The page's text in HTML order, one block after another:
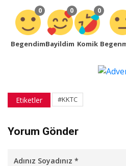
0
Begendim
0
Bayildim
0
Komik
Etiketler #KKTC
Yorum Gönder